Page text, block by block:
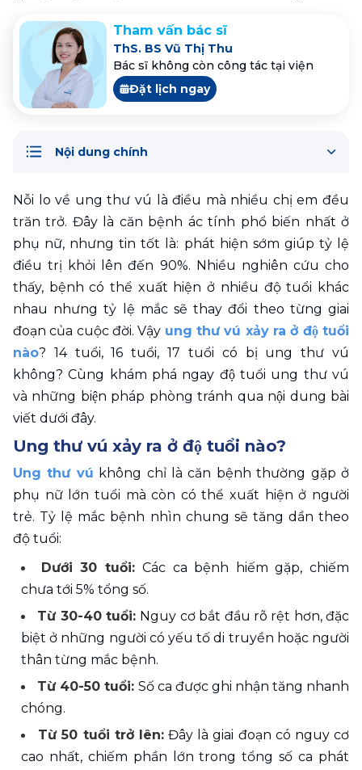
Tham vấn bác sĩ
ThS. BS Vũ Thị Thu
Bác sĩ không còn công tác tại viện
Đặt lịch ngay
Nội dung chính
Nỗi lo về ung thư vú là điều mà nhiều chị em đều
trăn trở. Đây là căn bệnh ác tính phổ biến nhất ở
phụ nữ, nhưng tin tốt là: phát hiện sớm giúp tỷ lệ
điều trị khỏi lên đến 90%. Nhiều nghiên cứu cho
thấy, bệnh có thể xuất hiện ở nhiều độ tuổi khác
nhau nhưng tỷ lệ mắc sẽ thay đổi theo từng giai
đoạn của cuộc đời. Vậy ung thư vú xảy ra ở độ tuổi
nào? 14 tuổi, 16 tuổi, 17 tuổi có bị ung thư vú
không? Cùng khám phá ngay độ tuổi ung thư vú
và những biện pháp phòng tránh qua nội dung bài
viết dưới đây.
Ung thư vú xảy ra ở độ tuổi nào?
Ung thư vú không chỉ là căn bệnh thường gặp ở
phụ nữ lớn tuổi mà còn có thể xuất hiện ở người
trẻ. Tỷ lệ mắc bệnh nhìn chung sẽ tăng dần theo
độ tuổi:
Dưới 30 tuổi: Các ca bệnh hiếm gặp, chiếm
chưa tới 5% tổng số.
Từ 30-40 tuổi: Nguy cơ bắt đầu rõ rệt hơn, đặc
biệt ở những người có yếu tố di truyền hoặc người
thân từng mắc bệnh.
Từ 40-50 tuổi: Số ca được ghi nhận tăng nhanh
chóng.
Từ 50 tuổi trở lên: Đây là giai đoạn có nguy cơ
cao nhất, chiếm phần lớn trong tổng số ca phát